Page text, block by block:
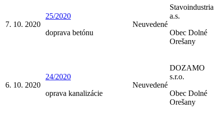
7. 10. 2020
25/2020
doprava betónu
Neuvedené
Stavoindustria
a.s.
Obec Dolné
Orešany
6. 10. 2020
24/2020
oprava kanalizácie
Neuvedené
DOZAMO
s.r.o.
Obec Dolné
Orešany